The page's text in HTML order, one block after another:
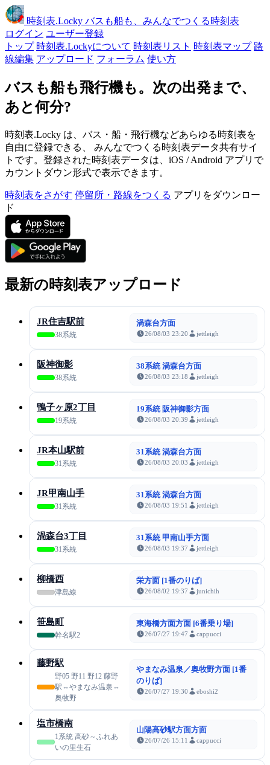
時刻表.Locky バスも船も、みんなでつくる時刻表
ログイン ユーザー登録
トップ 時刻表.Lockyについて 時刻表リスト 時刻表マップ 路
線編集 アップロード フォーラム 使い方
バスも船も飛行機も。次の出発まで、
あと何分?
時刻表.Locky は、バス・船・飛行機などあらゆる時刻表を
自由に登録できる、 みんなでつくる時刻表データ共有サイ
トです。登録された時刻表データは、iOS / Android アプリで
カウントダウン形式で表示できます。
時刻表をさがす 停留所・路線をつくる アプリをダウンロー
ド
最新の時刻表アップロード
JR住吉駅前
38系統
渦森台方面
26/08/03 23:20 jettleigh
阪神御影
38系統
38系統 渦森台方面
26/08/03 23:18 jettleigh
鴨子ヶ原2丁目
19系統
19系統 阪神御影方面
26/08/03 20:39 jettleigh
JR本山駅前
31系統
31系統 渦森台方面
26/08/03 20:03 jettleigh
JR甲南山手
31系統
31系統 渦森台方面
26/08/03 19:51 jettleigh
渦森台3丁目
31系統
31系統 甲南山手方面
26/08/03 19:37 jettleigh
柳橋西
津島線
栄方面 [1番のりば]
26/08/02 19:37 junichih
笹島町
幹名駅2
東海橋方面方面 [6番乗り場]
26/07/27 19:47 cappucci
藤野駅
野05 野11 野12 藤野
駅⇔やまなみ温泉⇔
奥牧野
やまなみ温泉／奥牧野方面 [1番
のりば]
26/07/27 19:30 eboshi2
塩市橋南
1系統 高砂～ふれあ
いの里生石
山陽高砂駅方面方面
26/07/26 15:11 cappucci